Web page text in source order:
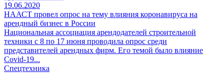
19.06.2020
НААСТ провел опрос на тему влияния коронавируса на
арендный бизнес в России
Национальная ассоциация арендодателей строительной
техники с 8 по 17 июня проводила опрос среди
представителей арендных фирм. Его темой было влияние
Covid-19...
Спецтехника